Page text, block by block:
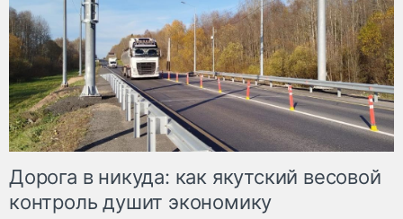
Дорога в никуда: как якутский весовой
контроль душит экономику